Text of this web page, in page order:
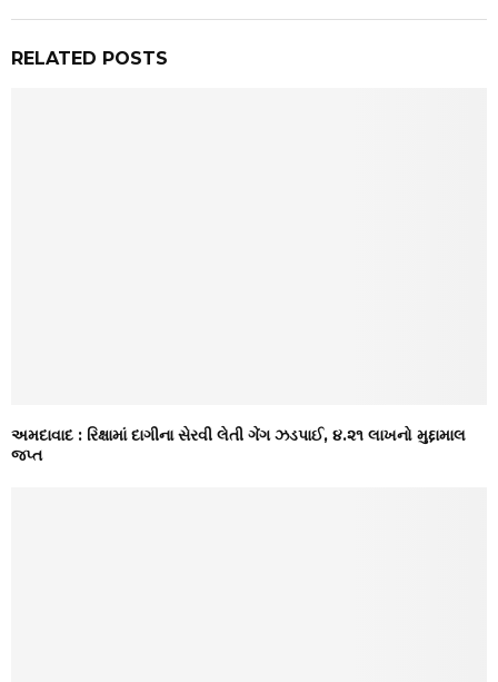
RELATED POSTS
અમદાવાદ : રિક્ષામાં દાગીના સેરવી લેતી ગેંગ ઝડપાઈ, ૪.૨૧ લાખનો મુદ્દામાલ
જપ્ત